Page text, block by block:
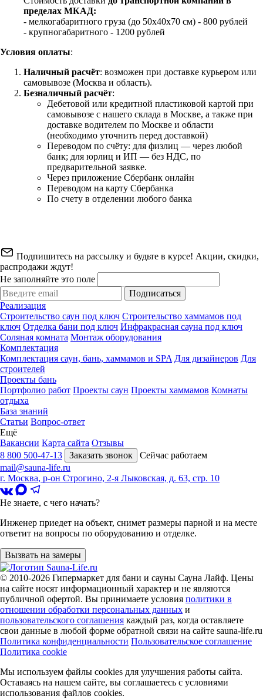
пределах МКАД:
- мелкогабаритного груза (до 50х40х70 см) - 800 рублей
- крупногабаритного - 1200 рублей
Условия оплаты:
Наличный расчёт: возможен при доставке курьером или
самовывозе (Москва и область).
Безналичный расчёт:
Дебетовой или кредитной пластиковой картой при
самовывозе с нашего склада в Москве, а также при
доставке водителем по Москве и области
(необходимо уточнить перед доставкой)
Переводом по счёту: для физлиц — через любой
банк; для юрлиц и ИП — без НДС, по
предварительной заявке.
Через приложение Сбербанк онлайн
Переводом на карту Сбербанка
По счету в отделении любого банка
Подпишитесь на рассылку и будьте в курсе! Акции, скидки,
распродажи ждут!
Не заполняйте это поле
Подписаться
Реализация
Строительство саун под ключ Строительство хаммамов под
ключ Отделка бани под ключ Инфракрасная сауна под ключ
Соляная комната Монтаж оборудования
Комплектация
Комплектация саун, бань, хаммамов и SPA Для дизайнеров Для
строителей
Проекты бань
Портфолио работ Проекты саун Проекты хаммамов Комнаты
отдыха
База знаний
Статьи Вопрос-ответ
Ещё
Вакансии Карта сайта Отзывы
8 800 500-47-13
Заказать звонок
Сейчас работаем
mail@sauna-life.ru
г. Москва, р-он Строгино, 2-я Лыковская, д. 63, стр. 10
Не знаете, с чего начать?
Инженер приедет на объект, снимет размеры парной и на месте
ответит на вопросы по оборудованию и отделке.
Вызвать на замеры
© 2010-2026 Гипермаркет для бани и сауны Сауна Лайф. Цены
на сайте носят информационный характер и не являются
публичной офертой. Вы принимаете условия политики в
отношении обработки персональных данных и
пользовательского соглашения каждый раз, когда оставляете
свои данные в любой форме обратной связи на сайте sauna-life.ru
Политика конфиденциальности Пользовательское соглашение
Политика cookie
Мы используем файлы cookies для улучшения работы сайта.
Оставаясь на нашем сайте, вы соглашаетесь с условиями
использования файлов cookies.